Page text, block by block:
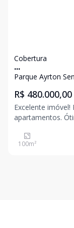
Cobertura
...
Parque Ayrton
R$ 480.000,00
Excelente
apartamentos.
gesso, todos
conjugada com
100m²